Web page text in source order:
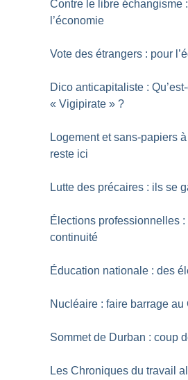
Contre le libre échangisme
l’économie
Vote des étrangers : pour
Dico anticapitaliste :
« Vigipirate » ?
Logement et sans-papiers
reste ici
Lutte des précaires : ils se
Élections professionnelles
continuité
Éducation nationale : des
Nucléaire : faire barrage au
Sommet de Durban : coup
Les Chroniques du travail